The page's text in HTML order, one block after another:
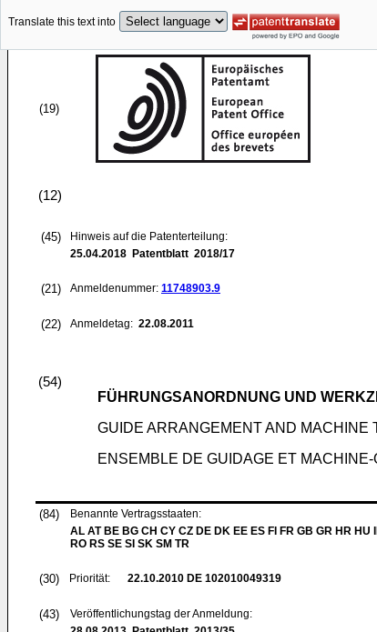
Translate this text into
(19)
(12)
(45)
Hinweis auf die Patenterteilung:
25.04.2018 Patentblatt 2018/17
(21) Anmeldenummer: 11748903.9
(22) Anmeldetag: 22.08.2011
(54)
FÜHRUNGSANORDNUNG UND
GUIDE ARRANGEMENT AND MACHINE
ENSEMBLE DE GUIDAGE ET
(84)
Benannte Vertragsstaaten:
AL AT BE BG CH CY CZ DE DK EE ES FI FR GB GR HR HU
RO RS SE SI SK SM TR
(30) Priorität: 22.10.2010 DE 102010049319
(43)
Veröffentlichungstag der Anmeldung: